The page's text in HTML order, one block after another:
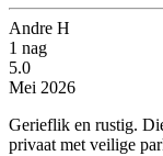
Andre H
1 nag
5.0
Mei 2026
Gerieflik en rustig.
privaat met veilige